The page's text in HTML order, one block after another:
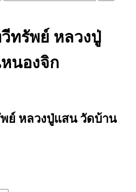
ทรัพย์ หลวงปู่
นองจิก
ย์ หลวงปู่แสน วัดบ้าน